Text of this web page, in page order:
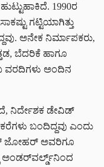
1990ರ
ಗಟ್ಟಿಯಾಗಿತ್ತು
ಅನೇಕ ನಿರ್ಮಾಪಕರು,
ಬೆದರಿಕೆ ಹಾಗೂ
ವರದಿಗಳು ಅಂದಿನ
ನಿರ್ದೇಶಕ ಡೇವಿಡ್
ಬಂದಿದ್ದವು ಎಂದು
ಜೋಹರ್ ಅವರಿಗೂ
ಅಂಡರ್‌ವರ್ಲ್ಡ್‌ನಿಂದ